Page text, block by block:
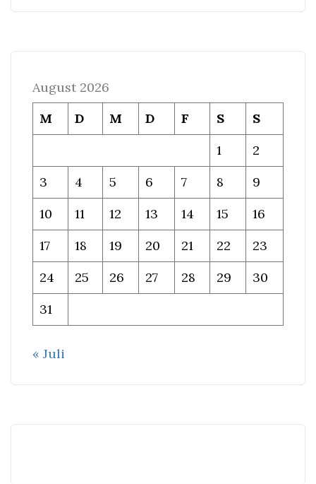
August 2026
M
D M D F S
S
1
2
3
4 5 6 7 8
9
10
11 12 13 14 15
16
17
18 19 20 21 22
23
24
25 26 27 28 29
30
31
« Juli